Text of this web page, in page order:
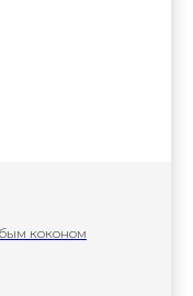
коконом